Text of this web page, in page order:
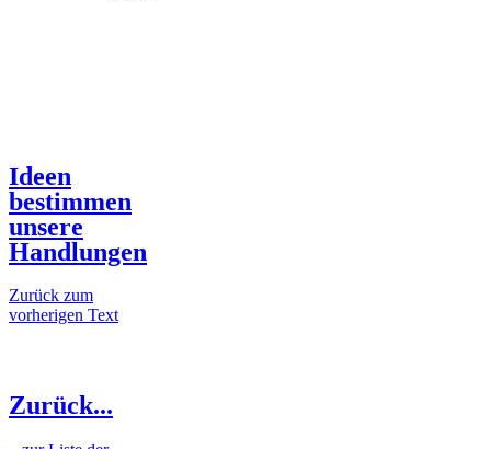
Ideen
bestimmen
unsere
Handlungen
Zurück zum
vorherigen Text
Zurück...